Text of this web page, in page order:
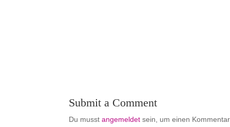
Submit a Comment
Du musstangemeldet sein, um einen